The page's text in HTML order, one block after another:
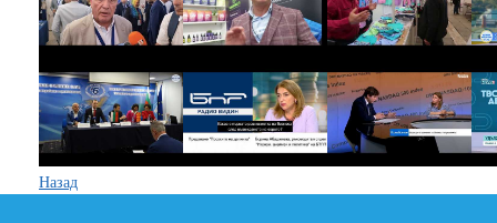
Назад